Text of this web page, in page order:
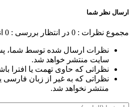
ارسال نظر شما
مجموع نظرات : 0 در انتظار بررسی : 0
نظرات ارسال شده توسط شما،
سایت منتشر خواهد شد.
نظراتی که حاوی تهمت یا افترا
نظراتی که به غیر از زبان فارسی
منتشر نخواهد شد.